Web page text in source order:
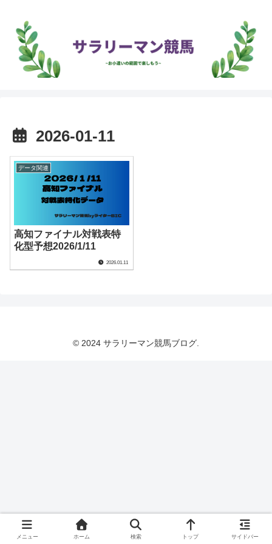
2026-01-11
データ関連
高知ファイナル対戦表特
化型予想2026/1/11
2026.01.11
© 2024 サラリーマン競馬ブログ.
メニュー ホーム 検索 トップ サイドバー